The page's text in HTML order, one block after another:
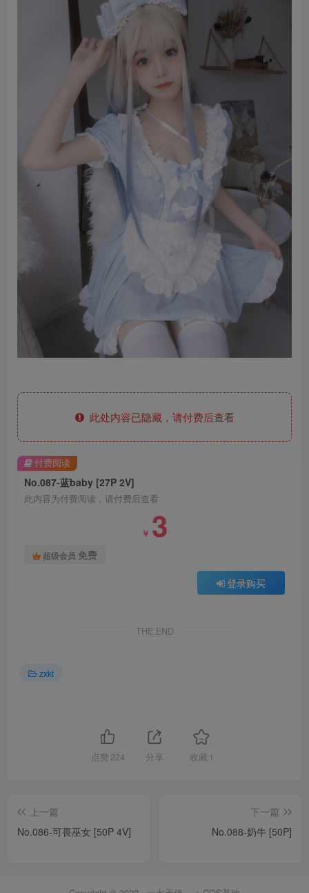
此处内容已隐藏，请付费后查看
No.087-蓝baby [27P 2V]
此内容为付费阅读，请付费后查看
￥ 3
超级会员 免费
登录购买
付费阅读
THE END
zxkt
点赞 224 分享 收藏 1
上一篇
No.086-可畏巫女 [50P 4V]
下一篇
No.088-奶牛 [50P]